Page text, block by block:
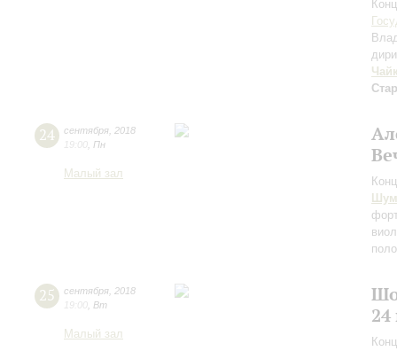
24 сентября 2018
19:00 Пн
Малый зал
25 сентября 2018
19:00 Вт
Малый зал